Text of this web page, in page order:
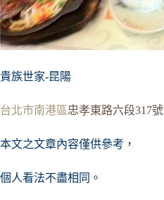
貴族世家-昆陽
台北市南港區忠孝東路六段317號
本文之文章內容僅供參考，
個人看法不盡相同。